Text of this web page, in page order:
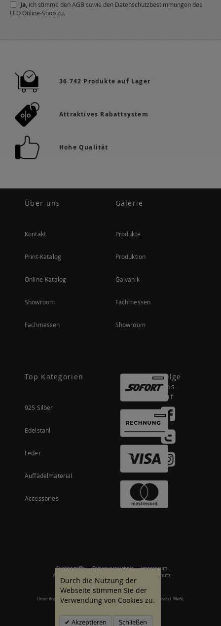
Newsletter
a:
Ja, ich stimme denAGB sowie den Datenschutzbestimmungendes
LEO Online-Shop zu.
36.742 Produkte auf Lager
Attraktives Rabattsystem
Hohe Qualität
Über uns
Kontakt
Print-Katalog
Online-Katalog
Showroom
Fachmessen
Galerie
Produkte
Produktion
Galvanik
Fachmessen
Showroom
Top Kategorien
925 Silber
Edelstahl
Leder
Auffädelmaterial
Accessories
Folge
uns
auf
Suchbegriffe Seitenverzeichnis
Impressum
Allgemeine Geschäftsbedingungen
Datenschutz
Unser Angebot richtet sich an gewerbliche Kunden. Alle Preise zzgl. gesetzt. MwSt.
Durch die Nutzung der
Webseite stimmen Sie der
Verwendung von Cookies zu.
Akzeptieren Schließen